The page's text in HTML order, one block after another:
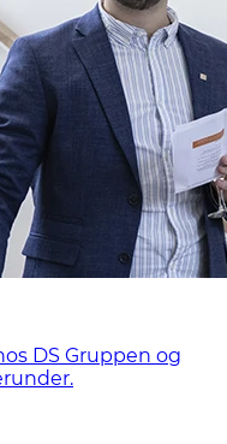
DS Gruppen og